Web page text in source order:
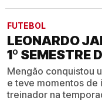
FUTEBOL
LEONARDO
1º SEMESTRE
Mengão conquistou
e teve momentos de
treinador na